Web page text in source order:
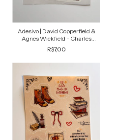
Adesivo | David Copperfield &
Agnes Wickfield - Charles
Dickens
R$7,00